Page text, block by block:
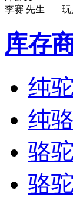
李赛 先生
玩
库存
纯
纯
骆
骆